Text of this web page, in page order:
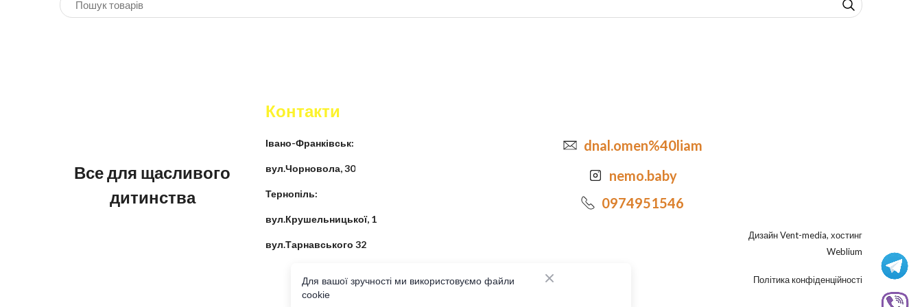
Все для щасливого
дитинства
Контакти
Івано-Франківськ:
вул.Чорновола, 30
Тернопіль:
вул.Крушельницької, 1
вул.Тарнавського 32
dnal.omen%40liam
nemo.baby
0974951546
ДизайнVent-media, хостинг
Weblium
Політика конфіденційності
Для вашої зручності ми використовуємо файли
cookie